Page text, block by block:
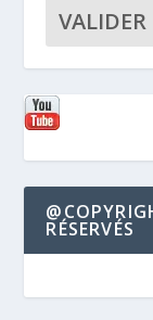
RÉSERVÉS